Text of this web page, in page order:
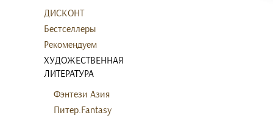
ДИСКОНТ
Бестселлеры
Рекомендуем
ХУДОЖЕСТВЕННАЯ
ЛИТЕРАТУРА
Фэнтези Азия
Питер.Fantasy